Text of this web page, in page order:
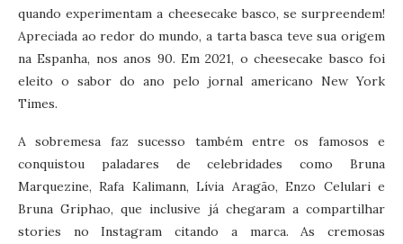
quando experimentam a cheesecake basco, se surpreendem!
Apreciada ao redor do mundo, a tarta basca teve sua origem
na Espanha, nos anos 90. Em 2021, o cheesecake basco foi
eleito o sabor do ano pelo jornal americano New York
Times.
A sobremesa faz sucesso também entre os famosos e
conquistou paladares de celebridades como Bruna
Marquezine, Rafa Kalimann, Lívia Aragão, Enzo Celulari e
Bruna Griphao, que inclusive já chegaram a compartilhar
stories no Instagram citando a marca. As cremosas